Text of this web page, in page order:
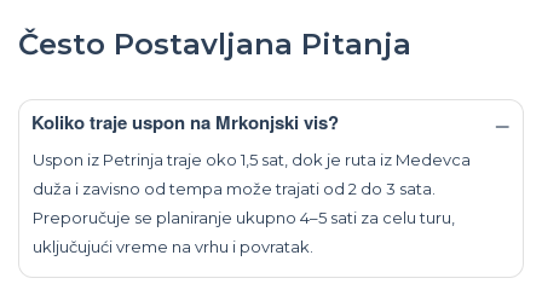
Često Postavljana Pitanja
Koliko traje uspon na Mrkonjski vis?
Uspon iz Petrinja traje oko 1,5 sat, dok je ruta iz Medevca
duža i zavisno od tempa može trajati od 2 do 3 sata.
Preporučuje se planiranje ukupno 4–5 sati za celu turu,
uključujući vreme na vrhu i povratak.